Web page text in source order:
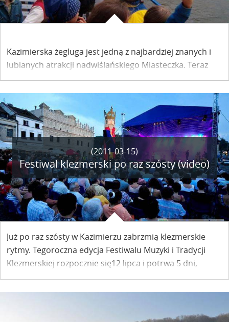
Kazimierska żegluga jest jedną z najbardziej znanych i
lubianych atrakcji nadwiślańskiego Miasteczka. Teraz
czekają ją zmiany.
(2011-03-15)
Festiwal klezmerski po raz szósty (video)
Już po raz szósty w Kazimierzu zabrzmią klezmerskie
rytmy. Tegoroczna edycja Festiwalu Muzyki i Tradycji
Klezmerskiej rozpocznie się12 lipca i potrwa 5 dni,
kończąc się tradycyjnie galą na rynku. Jakie gwiazdy
zabłyszczą pod kazimierskim niebem?